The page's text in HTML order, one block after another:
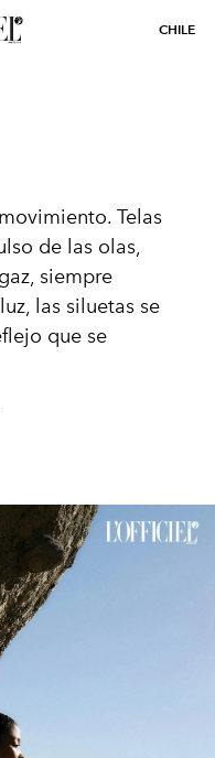
CHILE
Telas
de las olas,
siempre
las siluetas se
que se